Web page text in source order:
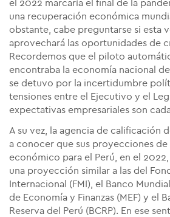
el 2022 marcaría el final de la
una recuperación económica
obstante, cabe preguntarse si esta
aprovechará las oportunidades de
Recordemos que el piloto
encontraba la economía nacional
se detuvo por la incertidumbre
tensiones entre el Ejecutivo y el
expectativas empresariales son
A su vez, la agencia de calificación
a conocer que sus proyecciones
económico para el Perú, en el 2022,
una proyección similar a las del
Internacional (FMI), el Banco
de Economía y Finanzas (MEF) y el
Reserva del Perú (BCRP). En ese